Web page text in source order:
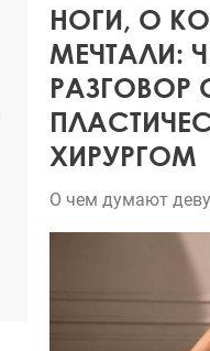
НОГИ, О
МЕЧТАЛИ:
РАЗГОВОР
ХИРУРГОМ
О чем думают